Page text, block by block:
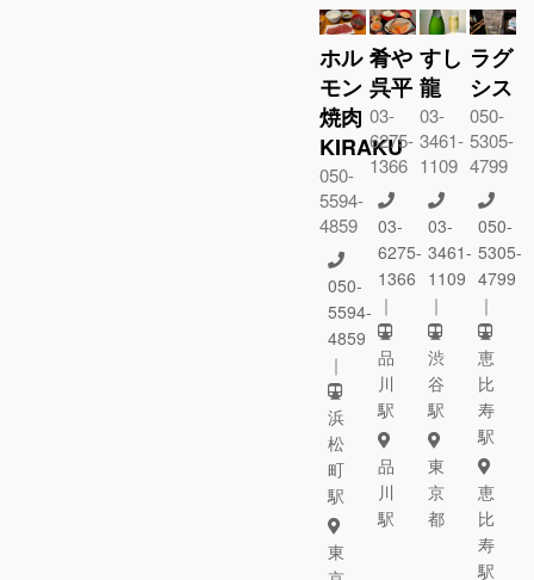
ホル
モン
焼肉
KIRAKU
050-
5594-
4859
050-
5594-
4859
｜
浜
松
町
駅
東
肴や
呉平
03-
6275-
1366
03-
6275-
1366
｜
品
川
駅
品
川
駅
すし
龍
03-
3461-
1109
03-
3461-
1109
｜
渋
谷
駅
東
京
都
ラグ
シス
050-
5305-
4799
050-
5305-
4799
｜
恵
比
寿
駅
恵
比
寿
駅